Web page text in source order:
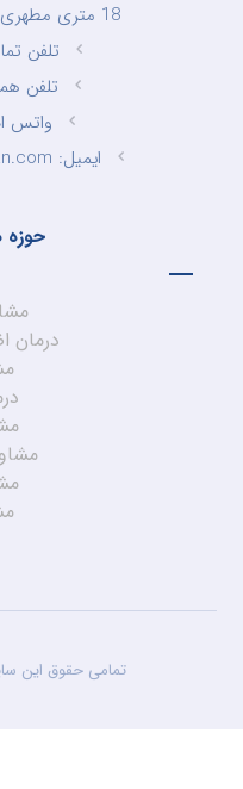
18 متری مطهری 16 متری دوم پلاک 10
تلفن تماس:
تلفن همراه:
واتس اپ:
ایمیل: farahdokht@drsasanian.com
حوزه
درمان
تمامی حقوق این